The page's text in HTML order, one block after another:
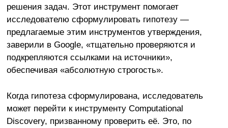
решения задач. Этот инструмент помогает
исследователю сформулировать гипотезу —
предлагаемые этим инструментов утверждения,
заверили в Google, «тщательно проверяются и
подкрепляются ссылками на источники»,
обеспечивая «абсолютную строгость».
Когда гипотеза сформулирована, исследователь
может перейти к инструменту Computational
Discovery, призванному проверить её. Это, по